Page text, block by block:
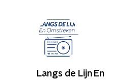
Langs de Lijn En